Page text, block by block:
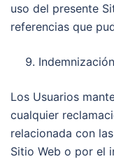
uso del presente
referencias que
Indemnización
Los Usuarios
cualquier
relacionada con
Sitio Web o por el